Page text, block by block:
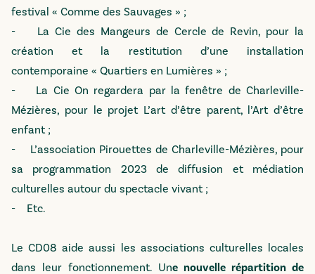
festival « Comme des Sauvages » ;
- La Cie des Mangeurs de Cercle de Revin, pour la
création et la restitution d’une installation
contemporaine « Quartiers en Lumières » ;
- La Cie On regardera par la fenêtre de Charleville-
Mézières, pour le projet L’art d’être parent, l’Art d’être
enfant ;
- L’association Pirouettes de Charleville-Mézières, pour
sa programmation 2023 de diffusion et médiation
culturelles autour du spectacle vivant ;
- Etc.
Le CD08 aide aussi les associations culturelles locales
dans leur fonctionnement. Une nouvelle répartition de